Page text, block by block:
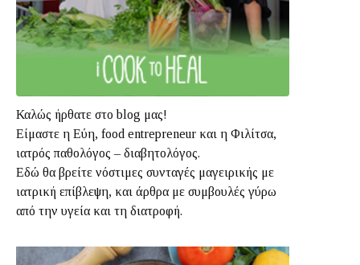
Καλώς ήρθατε στο blog μας!
Είμαστε η Εύη, food entrepreneur και η Φιλίτσα,
ιατρός παθολόγος – διαβητολόγος.
Εδώ θα βρείτε νόστιμες συνταγές μαγειρικής με
ιατρική επίβλεψη, και άρθρα με συμβουλές γύρω
από την υγεία και τη διατροφή.